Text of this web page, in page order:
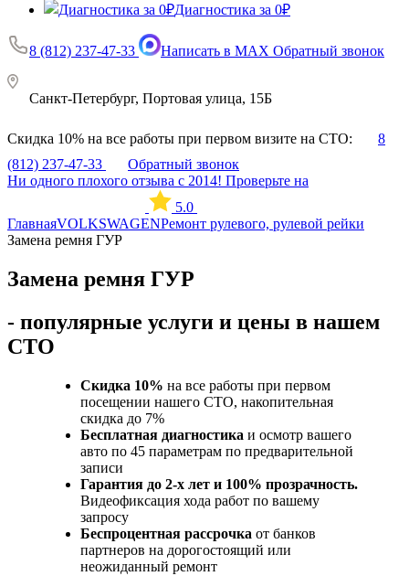
Диагностика за 0₽
8 (812) 237-47-33 Написать в MAX Обратный звонок
Санкт-Петербург, Портовая улица, 15Б
Скидка 10% на все работы при первом визите на СТО:
8
(812) 237-47-33
Обратный звонок
Ни одного плохого отзыва с 2014! Проверьте на
5.0
ГлавнаяVOLKSWAGENРемонт рулевого, рулевой рейки
Замена ремня ГУР
Замена ремня ГУР
- популярные услуги и цены в нашем
СТО
Скидка 10% на все работы при первом
посещении нашего СТО, накопительная
скидка до 7%
Бесплатная диагностика и осмотр вашего
авто по 45 параметрам по предварительной
записи
Гарантия до 2-х лет и 100% прозрачность.
Видеофиксация хода работ по вашему
запросу
Беспроцентная рассрочка от банков
партнеров на дорогостоящий или
неожиданный ремонт